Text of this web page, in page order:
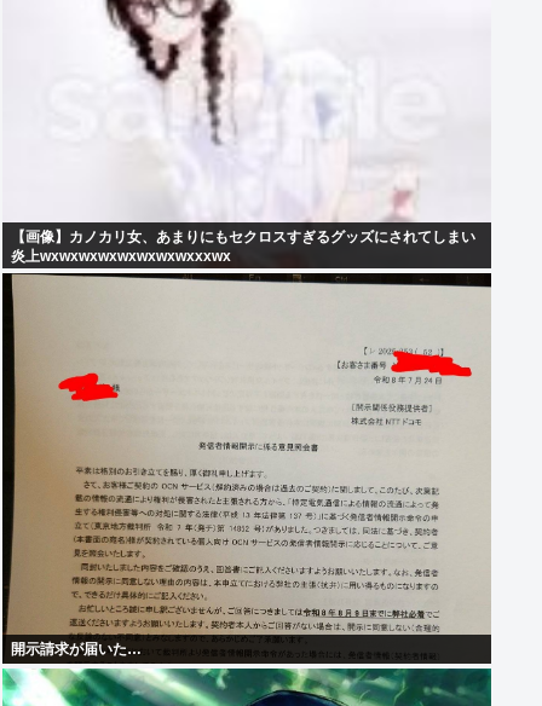
【画像】カノカリ女、あまりにもセクロスすぎるグッズにされてしまい
炎上wxwxwxwxwxwxwxwxxxwx
開示請求が届いた…